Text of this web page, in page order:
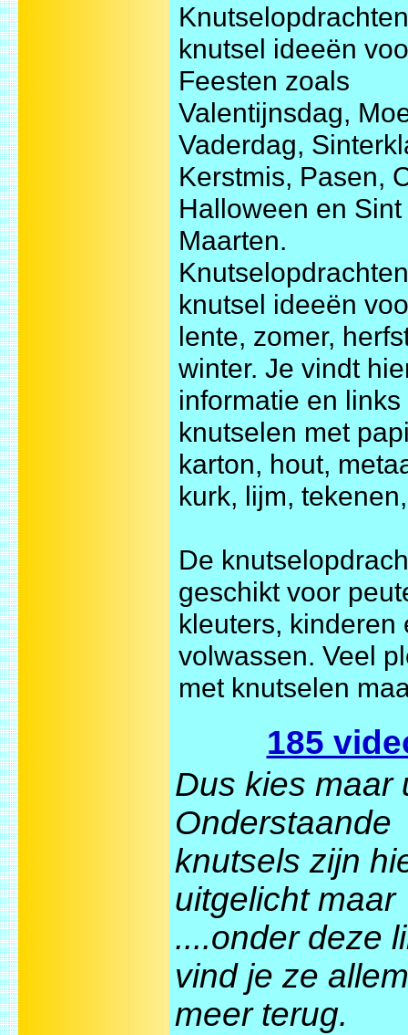
knutsel ideeën
Feesten zoals
Valentijnsdag,
Vaderdag,
Kerstmis, Pasen,
Halloween en Sint
Maarten.
knutsel ideeën
lente, zomer,
winter. Je vindt
informatie en links
knutselen met
karton, hout,
kurk, lijm,
De
geschikt voor
kleuters, kinderen
volwassen. Veel
met knutselen
185
Dus kies maar
Onderstaande
knutsels zijn
uitgelicht maar
....onder deze
vind je ze
meer terug.